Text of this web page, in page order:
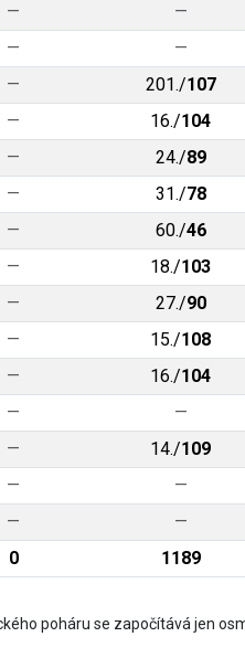
— —
— —
— 201./107
— 16./104
— 24./89
— 31./78
— 60./46
— 18./103
— 27./90
— 15./108
— 16./104
— —
— 14./109
— —
— —
0 1189
poháru se započítává jen